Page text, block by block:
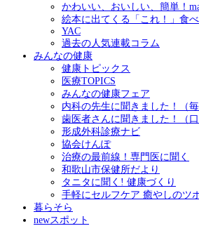
かわいい、おいしい、簡単！
絵本に出てくる「これ！」食
YAC
過去の人気連載コラム
みんなの健康
健康トピックス
医療TOPICS
みんなの健康フェア
内科の先生に聞きました！（
歯医者さんに聞きました！（
形成外科診療ナビ
協会けんぽ
治療の最前線！専門医に聞く
和歌山市保健所だより
タニタに聞く! 健康づくり
手軽にセルフケア 癒やしのツ
暮らそら
newスポット